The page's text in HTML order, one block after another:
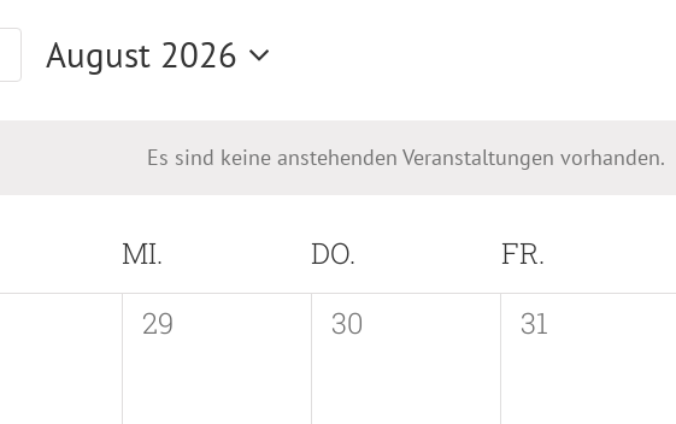
Es sind keine anstehenden Veranstaltungen vorhanden.
August 2026
MI. DO. FR.
0
29
0
30
0
31